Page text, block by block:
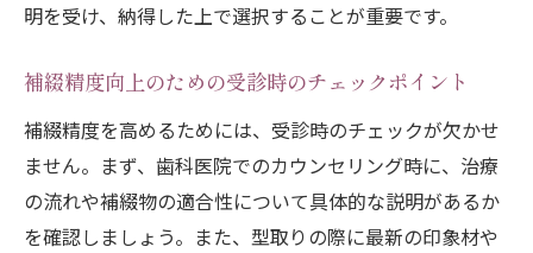
明を受け、納得した上で選択することが重要です。
補綴精度向上のための受診時のチェックポイント
補綴精度を高めるためには、受診時のチェックが欠かせ
ません。まず、歯科医院でのカウンセリング時に、治療
の流れや補綴物の適合性について具体的な説明があるか
を確認しましょう。また、型取りの際に最新の印象材や